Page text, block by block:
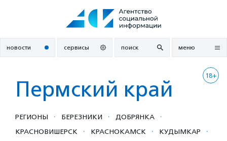
новости сервисы поиск меню
18+
Пермский край
РЕГИОНЫ · БЕРЕЗНИКИ · ДОБРЯНКА ·
КРАСНОВИШЕРСК · КРАСНОКАМСК · КУДЫМКАР ·